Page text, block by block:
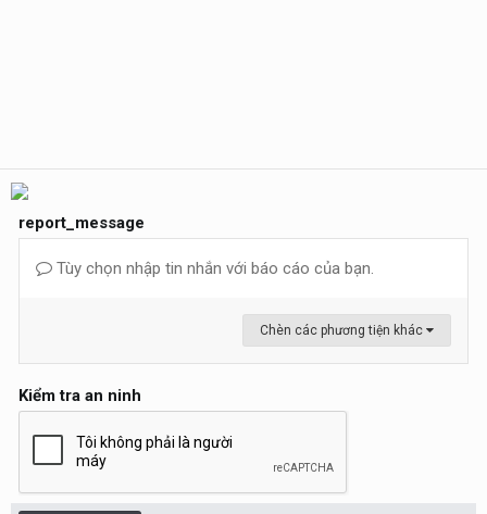
report_message
Tùy chọn nhập tin nhắn với báo cáo của bạn.
Chèn các phương tiện khác
Kiểm tra an ninh